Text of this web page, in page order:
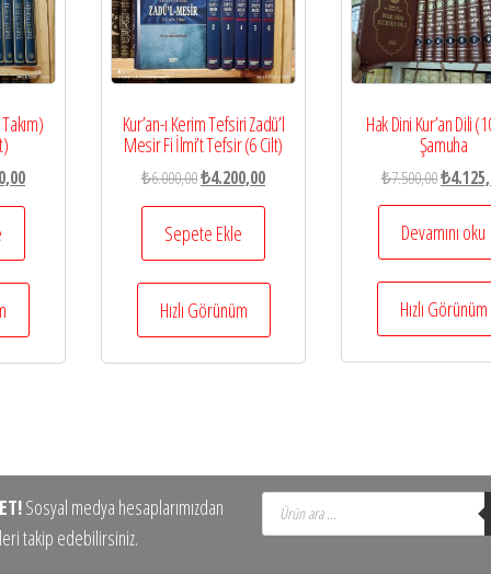
Şu
andaki
₺4.400,00.
Kur’an-ı Kerim Tefsiri Zadü’l
Mesir Fi İlmi’t Tefsir (6 Cilt)
₺6.000,00Orijinal
fiyat:
₺6.000,00.
₺4.200,00Şu
andaki
₺4.200,00.
Sepete Ekle
Hızlı Görünüm
Hak Dini Kur’an Dili
Şamuha
₺7.500,00Orijinal
fiyat:
₺
Devamını oku
Hızlı Görünüm
Sosyal medya hesaplarımızdan
takip edebilirsiniz.
Products
search